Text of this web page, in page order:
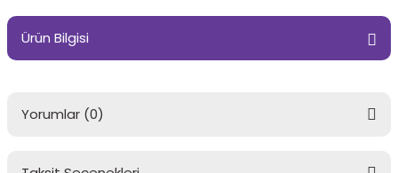
Ürün Bilgisi
Yorumlar (0)